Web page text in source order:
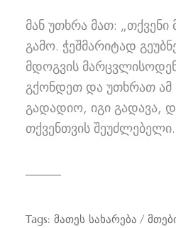
მან უთხრა მათ: „თქვენი
გამო. ჭეშმარიტად
მდოგვის
გქონდეთ და უთხრათ ამ
გადადიო, იგი გადავა,
თქვენთვის
Tags: მათეს სახარება